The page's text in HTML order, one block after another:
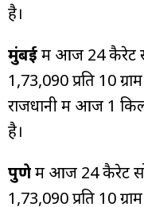
है।
मुंबईमें आज 24 कैरेट
₹1,73,090 प्रति 10
राजधानी में आज 1
है।
पुणेमें आज 24 कैरेट
₹1,73,090 प्रति 10